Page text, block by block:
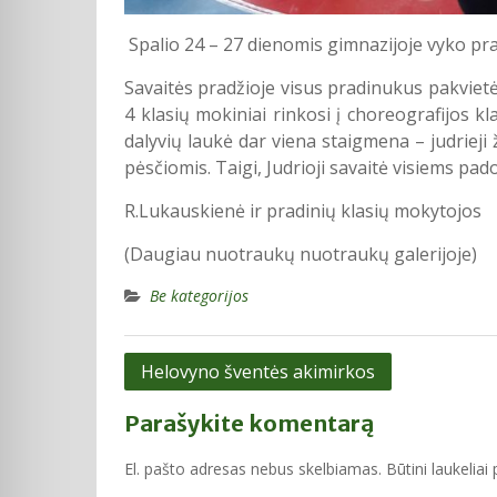
Spalio 24 – 27 dienomis gimnazijoje vyko
Savaitės pradžioje visus pradinukus
4 klasių mokiniai rinkosi į choreografijos
dalyvių laukė dar viena staigmena –
pėsčiomis. Taigi, Judrioji savaitė visiems
R.Lukauskienė ir pradinių klasių mokytojos
(Daugiau nuotraukų nuotraukų galerijoje)
Be kategorijos
Navigacija
įrašų
Helovyno šventės akimirkos
Parašykite komentarą
El. pašto adresas nebus skelbiamas. Būtini